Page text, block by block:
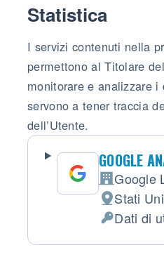
Statistica
I servizi contenuti nella
permettono al Titolare
monitorare e analizzare
servono a tener traccia
dell’Utente.
GOOGLE
Azienda:
Google
Luogo del
Stati
DatiDati di